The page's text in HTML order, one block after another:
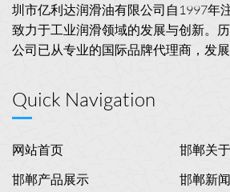
圳市亿利达润滑油有限公司自1997年
致力于工业润滑领域的发展与创新。
公司已从专业的国际品牌代理商，发展
Quick Navigation
网站首页
邯郸关
邯郸产品展示
邯郸新